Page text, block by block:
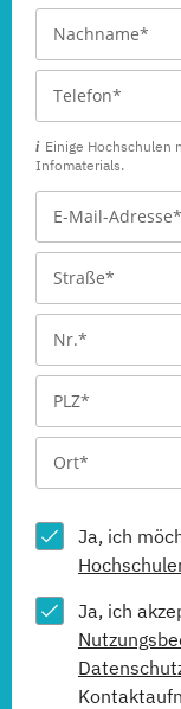
Einige Hochschulen
Infomaterials.
Ja, ich
Ja, ich